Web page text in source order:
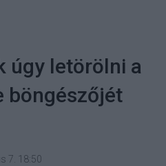
úgy letörölni a
böngészőjét
7. 18:50